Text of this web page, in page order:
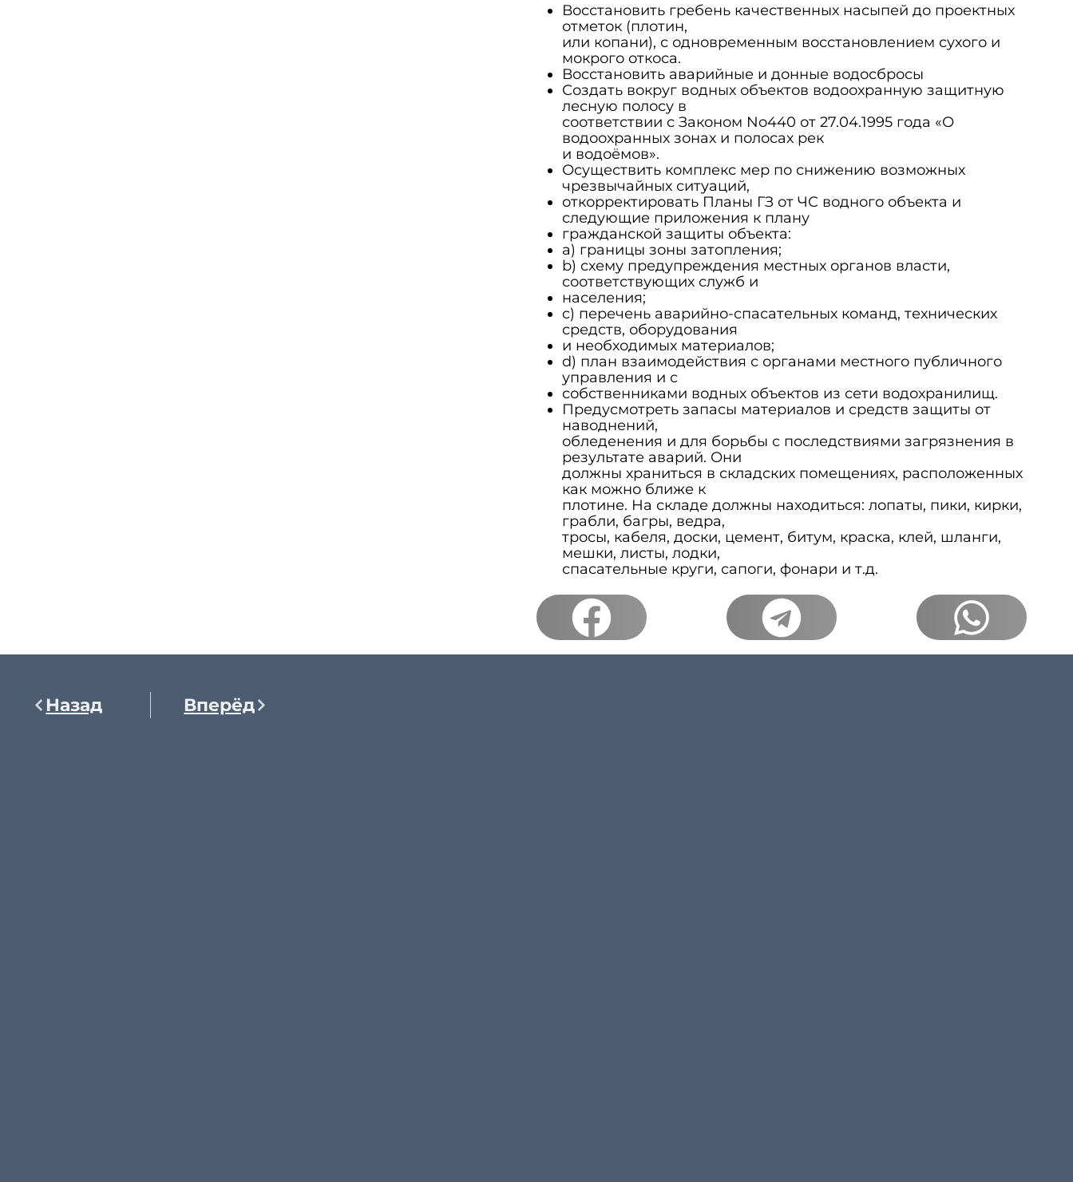
Восстановить гребень качественных насыпей до проектных
отметок (плотин,
или копани), с одновременным восстановлением сухого и
мокрого откоса.
Восстановить аварийные и донные водосбросы
Создать вокруг водных объектов водоохранную защитную
лесную полосу в
соответствии с Законом No440 от 27.04.1995 года «О
водоохранных зонах и полосах рек
и водоёмов».
Осуществить комплекс мер по снижению возможных
чрезвычайных ситуаций,
откорректировать Планы ГЗ от ЧС водного объекта и
следующие приложения к плану
гражданской защиты объекта:
a) границы зоны затопления;
b) схему предупреждения местных органов власти,
соответствующих служб и
населения;
c) перечень аварийно-спасательных команд, технических
средств, оборудования
и необходимых материалов;
d) план взаимодействия с органами местного публичного
управления и с
собственниками водных объектов из сети водохранилищ.
Предусмотреть запасы материалов и средств защиты от
наводнений,
обледенения и для борьбы с последствиями загрязнения в
результате аварий. Они
должны храниться в складских помещениях, расположенных
как можно ближе к
плотине. На складе должны находиться: лопаты, пики, кирки,
грабли, багры, ведра,
тросы, кабеля, доски, цемент, битум, краска, клей, шланги,
мешки, листы, лодки,
спасательные круги, сапоги, фонари и т.д.
Назад Вперёд